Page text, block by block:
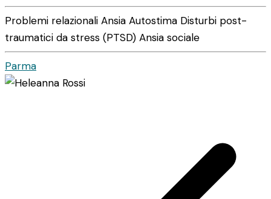
Problemi relazionali Ansia Autostima Disturbi post-
traumatici da stress (PTSD) Ansia sociale
Parma